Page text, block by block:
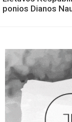
ponios Dianos
Policija pradeda
AKTUALIJOS
Kultūrinės
atveria duris
AKTUALIJOS